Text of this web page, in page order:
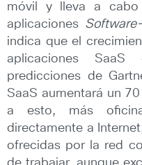
móvil y lleva a
aplicaciones
indica que el
aplicaciones
predicciones de
SaaS aumentará un
a esto, más
directamente a
ofrecidas por la red